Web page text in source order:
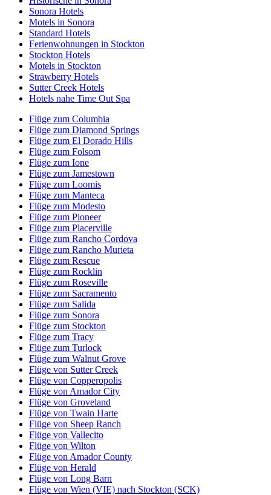
Sonora Hotels
Motels in Sonora
Standard Hotels
Ferienwohnungen in Stockton
Stockton Hotels
Motels in Stockton
Strawberry Hotels
Sutter Creek Hotels
Hotels nahe Time Out Spa
Flüge zum Columbia
Flüge zum Diamond Springs
Flüge zum El Dorado Hills
Flüge zum Folsom
Flüge zum Ione
Flüge zum Jamestown
Flüge zum Loomis
Flüge zum Manteca
Flüge zum Modesto
Flüge zum Pioneer
Flüge zum Placerville
Flüge zum Rancho Cordova
Flüge zum Rancho Murieta
Flüge zum Rescue
Flüge zum Rocklin
Flüge zum Roseville
Flüge zum Sacramento
Flüge zum Salida
Flüge zum Sonora
Flüge zum Stockton
Flüge zum Tracy
Flüge zum Turlock
Flüge zum Walnut Grove
Flüge von Sutter Creek
Flüge von Copperopolis
Flüge von Amador City
Flüge von Groveland
Flüge von Twain Harte
Flüge von Sheep Ranch
Flüge von Vallecito
Flüge von Wilton
Flüge von Amador County
Flüge von Herald
Flüge von Long Barn
Flüge von Wien (VIE) nach Stockton (SCK)